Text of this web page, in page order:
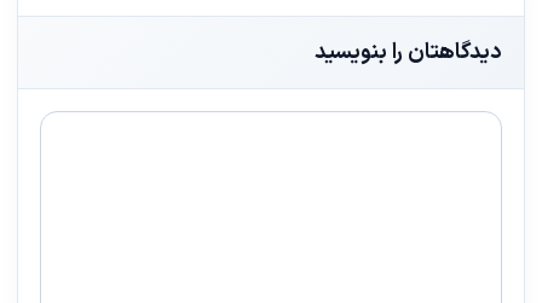
دیدگاهتان را بنویسید
دیدگاه